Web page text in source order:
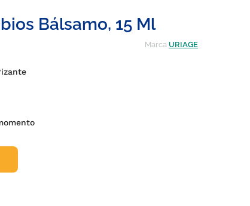
Bálsamo, 15 Ml
Marca URIAGE